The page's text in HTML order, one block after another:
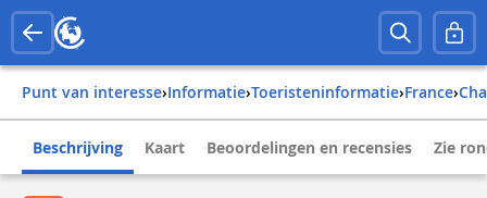
Punt van interesse› Informatie› Toeristeninformatie› france›
Beschrijving Kaart Beoordelingen en recensies Zie